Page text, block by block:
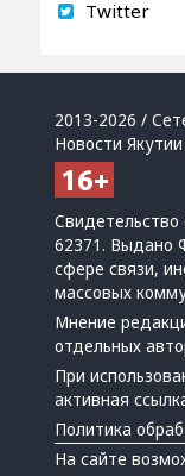
Twitter
2013-2026 /
Новости
62371. Выдано
сфере связи,
массовых
Мнение
отдельных
При
активная
Политика
На сайте